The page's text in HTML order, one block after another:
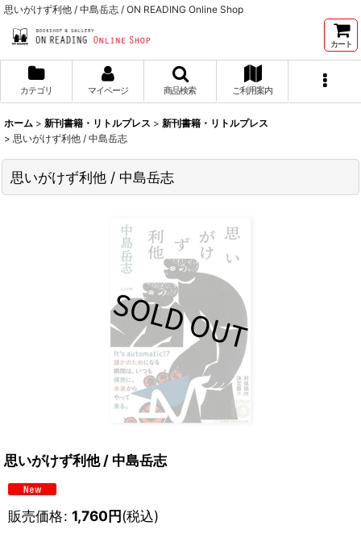
思いがけず利他 / 中島岳志 / ON READING Online Shop
カート
カテゴリ マイページ 商品検索 ご利用案内
ホーム > 新刊書籍・リトルプレス > 新刊書籍・リトルプレス
> 思いがけず利他 / 中島岳志
思いがけず利他 / 中島岳志
思いがけず利他 / 中島岳志
販売価格: 1,760円(税込)